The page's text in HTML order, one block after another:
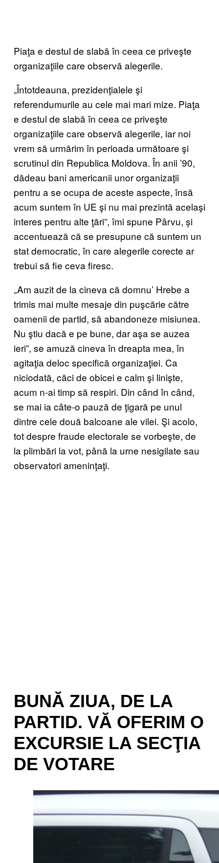
Piaţa e destul de slabă în ceea ce priveşte
organizaţiile care observă alegerile.
„Întotdeauna, prezidenţialele şi
referendumurile au cele mai mari mize. Piaţa
e destul de slabă în ceea ce priveşte
organizaţiile care observă alegerile, iar noi
vrem să urmărim în perioada următoare şi
scrutinul din Republica Moldova. În anii ’90,
dădeau bani americanii unor organizaţii
pentru a se ocupa de aceste aspecte, însă
acum suntem în UE şi nu mai prezintă acelaşi
interes pentru alte ţări”, îmi spune Pârvu, și
accentuează că se presupune că suntem un
stat democratic, în care alegerile corecte ar
trebui să fie ceva firesc.
„Am auzit de la cineva că domnu’ Hrebe a
trimis mai multe mesaje din puşcărie către
oamenii de partid, să abandoneze misiunea.
Nu ştiu dacă e pe bune, dar aşa se auzea
ieri”, se amuză cineva în dreapta mea, în
agitaţia deloc specifică organizaţiei. Ca
niciodată, căci de obicei e calm şi linişte,
acum n-ai timp să respiri. Din când în când,
se mai ia câte-o pauză de ţigară pe unul
dintre cele două balcoane ale vilei. Şi acolo,
tot despre fraude electorale se vorbeşte, de
la plimbări la vot, până la urne nesigilate sau
observatori ameninţaţi.
BUNĂ ZIUA, DE LA
PARTID. VĂ OFERIM O
EXCURSIE LA SECŢIA
DE VOTARE